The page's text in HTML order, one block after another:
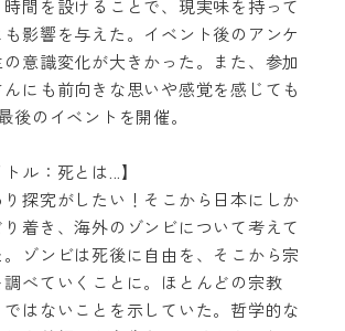
間を設けることで、現実味を持って
も影響を与えた。イベント後のアンケ
意識変化が大きかった。また、参加
んにも前向きな思いや感覚を感じても
後のイベントを開催。
ル：死とは...】
探究がしたい！そこから日本にしか
着き、海外のゾンビについて考えて
。ゾンビは死後に自由を、そこから宗
べていくことに。ほとんどの宗教
はないことを示していた。哲学的な